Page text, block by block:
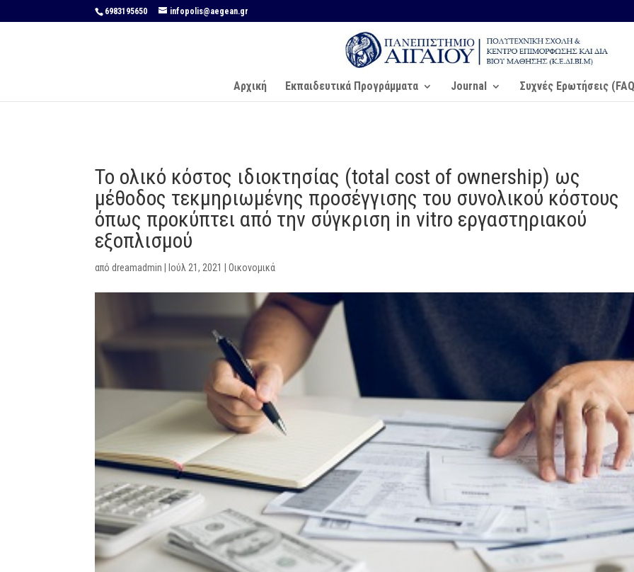
6983195650 infopolis@aegean.gr
Αρχική Εκπαιδευτικά Προγράμματα Journal Συχνές Ερωτήσεις
Το ολικό κόστος ιδιοκτησίας (total cost of ownership) ως
μέθοδος τεκμηριωμένης προσέγγισης του συνολικού κόστους
όπως προκύπτει από την σύγκριση in vitro εργαστηριακού
εξοπλισμού
απόdreamadmin Ιούλ 21, 2021 |Οικονομικά